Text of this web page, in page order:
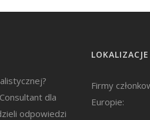
dla
odpowiedzi
LOKALIZACJE
Firmy
Europie: